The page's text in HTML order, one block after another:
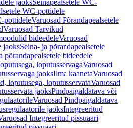
jaoksSeinapealsetele WC-
WC-pottidele
pottideleVaruosad Põrandapealsetele
Varuosad Tarvikud
bideedeleVaruosad
jaoksSeina- ja põrandapealsetele
põrandapealsetele bideedele
loputusservagaVaruosad
jaoksIlma kaanetaVaruosad
loputusega, loputusservataVaruosad
jaoksPindpaigaldatava või
Varuosad Pindpaigaldatava
jaoksIntegreeritud
Integreeritud pissuaari